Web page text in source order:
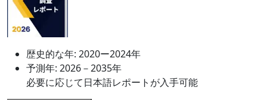
歴史的な年: 2020ー2024年
予測年: 2026－2035年
必要に応じて日本語レポートが入手可能